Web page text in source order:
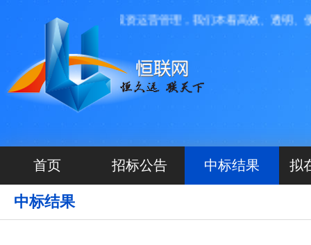
络科技有限公司投资运营管理，我们本着高效、透明、便
首页 招标公告 中标结果 拟
中标结果